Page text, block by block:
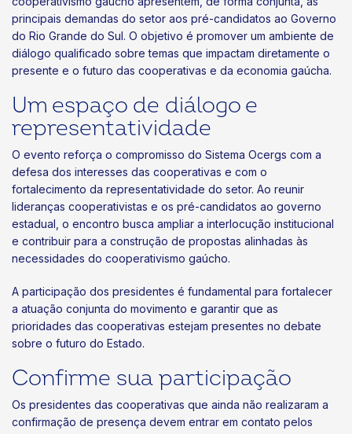
principais demandas do setor aos pré-candidatos ao Governo
do Rio Grande do Sul. O objetivo é promover um ambiente de
diálogo qualificado sobre temas que impactam diretamente o
presente e o futuro das cooperativas e da economia gaúcha.
Um espaço de diálogo e
representatividade
O evento reforça o compromisso do Sistema Ocergs com a
defesa dos interesses das cooperativas e com o
fortalecimento da representatividade do setor. Ao reunir
lideranças cooperativistas e os pré-candidatos ao governo
estadual, o encontro busca ampliar a interlocução institucional
e contribuir para a construção de propostas alinhadas às
necessidades do cooperativismo gaúcho.
A participação dos presidentes é fundamental para fortalecer
a atuação conjunta do movimento e garantir que as
prioridades das cooperativas estejam presentes no debate
sobre o futuro do Estado.
Confirme sua participação
Os presidentes das cooperativas que ainda não realizaram a
confirmação de presença devem entrar em contato pelos